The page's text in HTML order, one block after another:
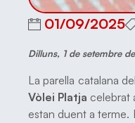
01/09/2025
Dilluns, 1 de setembre
La parella catalana
Vòlei Platja celebrat
estan duent a terme.